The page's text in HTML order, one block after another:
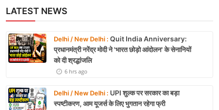
LATEST NEWS
Delhi / New Delhi : Quit India Anniversary:
प्रधानमंत्री नरेंद्र मोदी ने 'भारत छोड़ो आंदोलन' के सेनानियों
को दी श्रद्धांजलि
6 hrs ago
Delhi / New Delhi : UPI शुल्क पर सरकार का बड़ा
स्पष्टीकरण, आम यूजर्स के लिए भुगतान रहेगा फ्री